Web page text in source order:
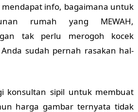
mendapat info, bagaimana untuk
rumah yang MEWAH,
tak perlu merogoh kocek
sudah pernah rasakan hal-
konsultan sipil untuk membuat
harga gambar ternyata tidak